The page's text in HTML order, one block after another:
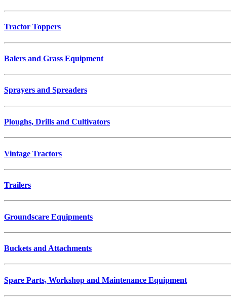
Tractor Toppers
Balers and Grass Equipment
Sprayers and Spreaders
Ploughs, Drills and Cultivators
Vintage Tractors
Trailers
Groundscare Equipments
Buckets and Attachments
Spare Parts, Workshop and Maintenance Equipment